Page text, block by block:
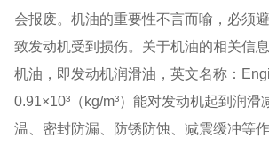
会报废。机油的重要性不言而喻，必须
致发动机受到损伤。关于机油的相关信
机油，即发动机润滑油，英文名称：
0.91×10³（kg/m³）能对发动机起到润滑
温、密封防漏、防锈防蚀、减震缓冲等